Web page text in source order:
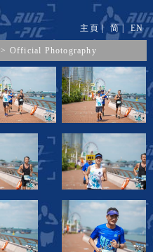
> Official Photography
主頁 | 简| EN